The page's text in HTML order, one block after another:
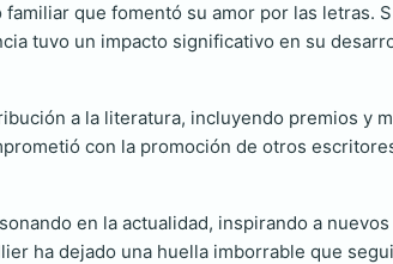
que fomentó su amor por las letras.
tuvo un impacto significativo en su
a la literatura, incluyendo premios y
con la promoción de otros
en la actualidad, inspirando a
ha dejado una huella imborrable que